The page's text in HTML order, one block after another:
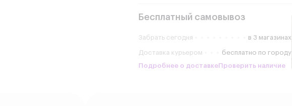
Бесплатный самовывоз
Забрать сегодня в 3 магазинах
Доставка курьером
бесплатно по городу
Подробнее о доставке Проверить наличие